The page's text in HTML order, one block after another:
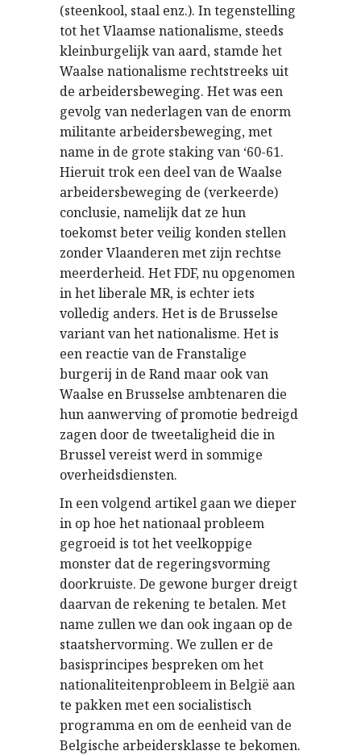
(steenkool, staal enz.). In tegenstelling
tot het Vlaamse nationalisme, steeds
kleinburgelijk van aard, stamde het
Waalse nationalisme rechtstreeks uit
de arbeidersbeweging. Het was een
gevolg van nederlagen van de enorm
militante arbeidersbeweging, met
name in de grote staking van ‘60-61.
Hieruit trok een deel van de Waalse
arbeidersbeweging de (verkeerde)
conclusie, namelijk dat ze hun
toekomst beter veilig konden stellen
zonder Vlaanderen met zijn rechtse
meerderheid. Het FDF, nu opgenomen
in het liberale MR, is echter iets
volledig anders. Het is de Brusselse
variant van het nationalisme. Het is
een reactie van de Franstalige
burgerij in de Rand maar ook van
Waalse en Brusselse ambtenaren die
hun aanwerving of promotie bedreigd
zagen door de tweetaligheid die in
Brussel vereist werd in sommige
overheidsdiensten.
In een volgend artikel gaan we dieper
in op hoe het nationaal probleem
gegroeid is tot het veelkoppige
monster dat de regeringsvorming
doorkruiste. De gewone burger dreigt
daarvan de rekening te betalen. Met
name zullen we dan ook ingaan op de
staatshervorming. We zullen er de
basisprincipes bespreken om het
nationaliteitenprobleem in België aan
te pakken met een socialistisch
programma en om de eenheid van de
Belgische arbeidersklasse te bekomen.